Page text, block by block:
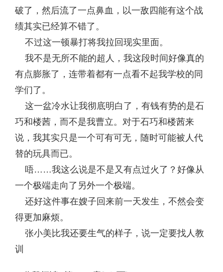
破了，然后流了一点鼻血，以一敌四能有这个战
绩其实已经算不错了。
不过这一顿暴打将我拉回现实里面。
我不是无所不能的超人，我这段时间好像真的
有点膨胀了，连带着都有一点看不起我学校的同
学们了。
这一盆冷水让我彻底明白了，有钱有势的是石
巧和楼茜，而不是我曹立。对于石巧和楼茜来
说，我其实只是一个可有可无，随时可能被人代
替的玩具而已。
唔……我这么说是不是又有点过火了？好像从
一个极端走向了另外一个极端。
还好这件事在嫂子回来前一天发生，不然会变
得更加麻烦。
张小美比我还要生气的样子，说一定要找人教
训